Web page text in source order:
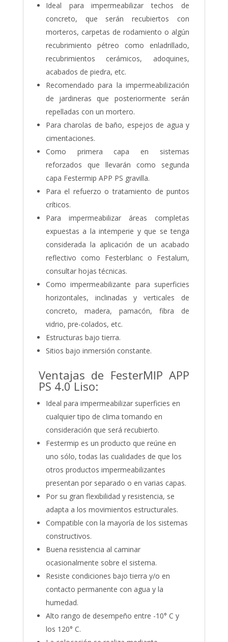
Ideal para impermeabilizar techos de
concreto, que serán recubiertos con
morteros, carpetas de rodamiento o algún
recubrimiento pétreo como enladrillado,
recubrimientos cerámicos, adoquines,
acabados de piedra, etc.
Recomendado para la impermeabilización
de jardineras que posteriormente serán
repelladas con un mortero.
Para charolas de baño, espejos de agua y
cimentaciones.
Como primera capa en sistemas
reforzados que llevarán como segunda
capa Festermip APP PS gravilla.
Para el refuerzo o tratamiento de puntos
críticos.
Para impermeabilizar áreas completas
expuestas a la intemperie y que se tenga
considerada la aplicación de un acabado
reflectivo como Festerblanc o Festalum,
consultar hojas técnicas.
Como impermeabilizante para superficies
horizontales, inclinadas y verticales de
concreto, madera, pamacón, fibra de
vidrio, pre-colados, etc.
Estructuras bajo tierra.
Sitios bajo inmersión constante.
Ventajas de FesterMIP APP
PS 4.0 Liso:
Ideal para impermeabilizar superficies en
cualquier tipo de clima tomando en
consideración que será recubierto.
Festermip es un producto que reúne en
uno sólo, todas las cualidades de que los
otros productos impermeabilizantes
presentan por separado o en varias capas.
Por su gran flexibilidad y resistencia, se
adapta a los movimientos estructurales.
Compatible con la mayoría de los sistemas
constructivos.
Buena resistencia al caminar
ocasionalmente sobre el sistema.
Resiste condiciones bajo tierra y/o en
contacto permanente con agua y la
humedad.
Alto rango de desempeño entre -10° C y
los 120° C.